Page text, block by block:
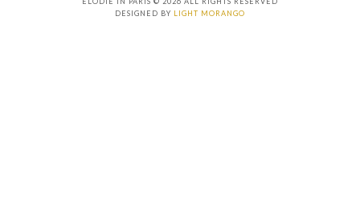
DESIGNED BY LIGHT MORANGO